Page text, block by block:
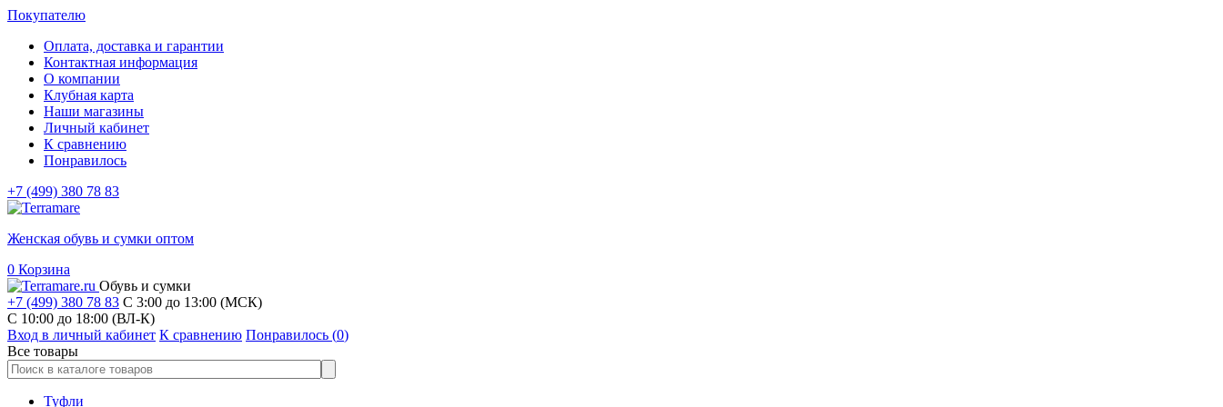
Покупателю
Оплата, доставка и гарантии
Контактная информация
О компании
Клубная карта
Наши магазины
Личный кабинет
К сравнению
Понравилось
+7 (499) 380 78 83
Женская обувь и сумки оптом
0 Корзина
Обувь и сумки
+7 (499) 380 78 83 С 3:00 до 13:00 (МСК)
C 10:00 до 18:00 (ВЛ-К)
Вход в личный кабинет К сравнению Понравилось (0)
Все товары
Туфли